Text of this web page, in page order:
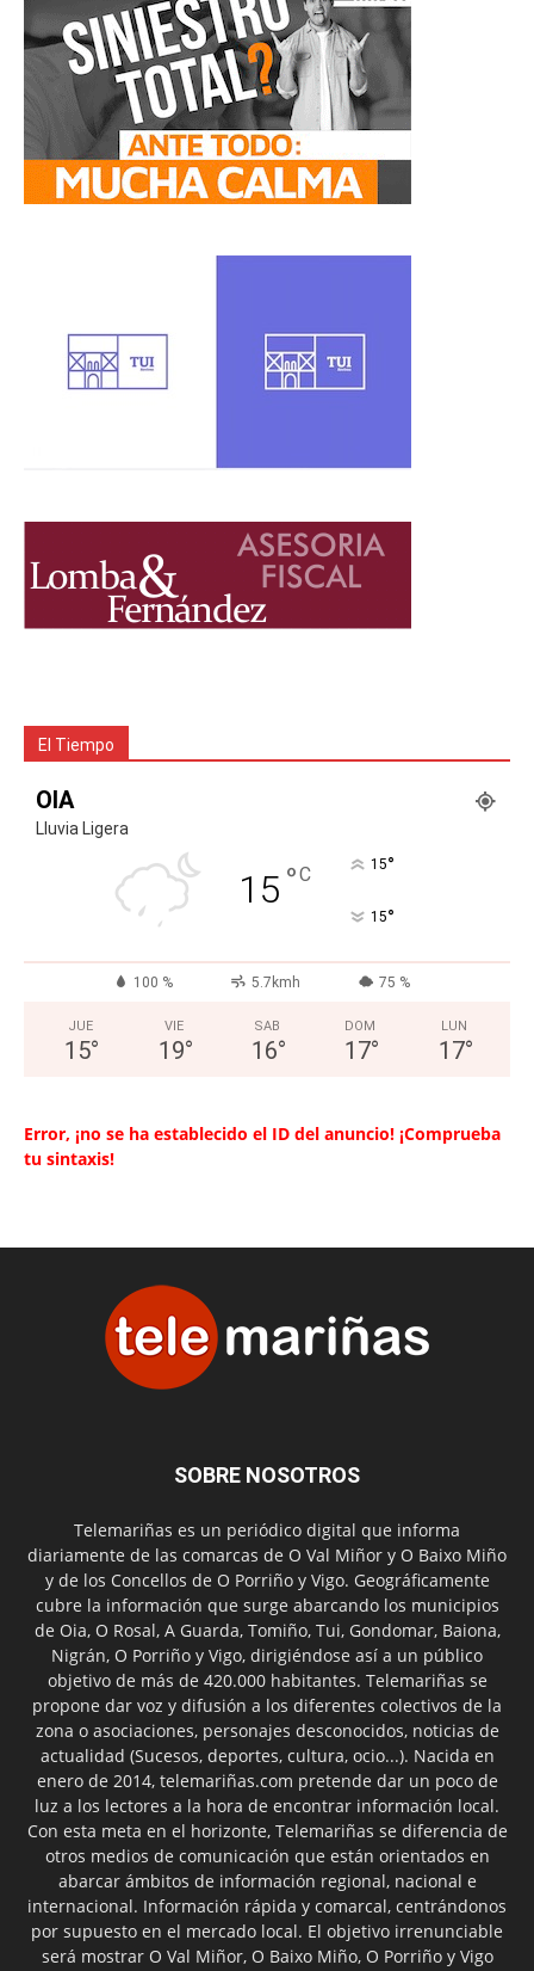
El Tiempo
OIA
Lluvia Ligera
15 °C 15°
15°
100 % 5.7kmh 75 %
JUE
15°
VIE
19°
SAB
16°
DOM
17°
LUN
17°
Error, ¡no se ha establecido el ID del anuncio! ¡Comprueba
tu sintaxis!
SOBRE NOSOTROS
Telemariñas es un periódico digital que informa
diariamente de las comarcas de O Val Miñor y O Baixo Miño
y de los Concellos de O Porriño y Vigo. Geográficamente
cubre la información que surge abarcando los municipios
de Oia, O Rosal, A Guarda, Tomiño, Tui, Gondomar, Baiona,
Nigrán, O Porriño y Vigo, dirigiéndose así a un público
objetivo de más de 420.000 habitantes. Telemariñas se
propone dar voz y difusión a los diferentes colectivos de la
zona o asociaciones, personajes desconocidos, noticias de
actualidad (Sucesos, deportes, cultura, ocio...). Nacida en
enero de 2014, telemariñas.com pretende dar un poco de
luz a los lectores a la hora de encontrar información local.
Con esta meta en el horizonte, Telemariñas se diferencia de
otros medios de comunicación que están orientados en
abarcar ámbitos de información regional, nacional e
internacional. Información rápida y comarcal, centrándonos
por supuesto en el mercado local. El objetivo irrenunciable
será mostrar O Val Miñor, O Baixo Miño, O Porriño y Vigo